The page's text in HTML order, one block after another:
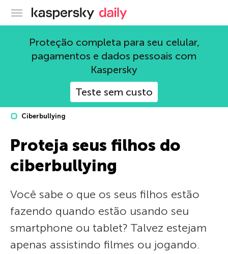
Blog oficial da Kaspersky
Proteção completa para seu celular,
pagamentos e dados pessoais com
Kaspersky
Teste sem custo
Ciberbullying
Proteja seus filhos do
ciberbullying
Você sabe o que os seus filhos estão
fazendo quando estão usando seu
smartphone ou tablet? Talvez estejam
apenas assistindo filmes ou jogando.